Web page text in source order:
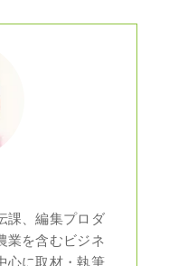
課、編集プロダ
業を含むビジネ
心に取材・執筆